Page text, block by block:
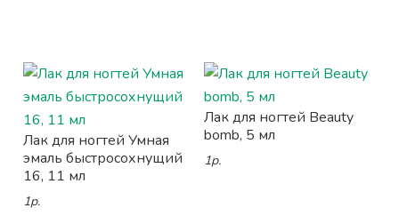
Лак для ногтей Умная
эмаль быстросохнущий
16, 11 мл
1р.
Лак для ногтей Beauty
bomb, 5 мл
1р.